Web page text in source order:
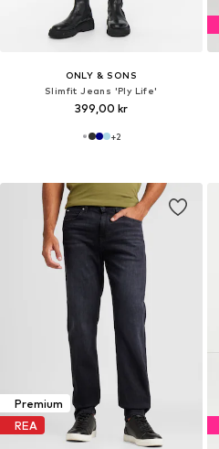
ONLY & SONS
Slimfit Jeans 'Ply Life'
399,00 kr
+2
Premium
REA